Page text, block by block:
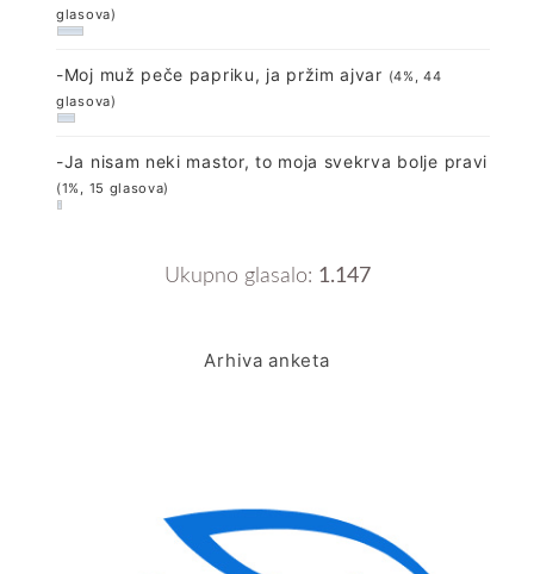
glasova)
-Moj muž peče papriku, ja pržim ajvar (4%, 44
glasova)
-Ja nisam neki mastor, to moja svekrva bolje pravi
(1%, 15 glasova)
Ukupno glasalo: 1.147
Arhiva anketa